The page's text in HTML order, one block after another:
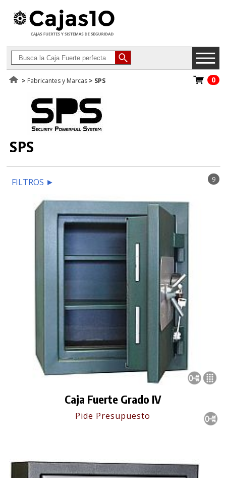
> Fabricantes y Marcas > SPS 0
SPS
FILTROS ► 9
Caja Fuerte Grado IV
Pide Presupuesto